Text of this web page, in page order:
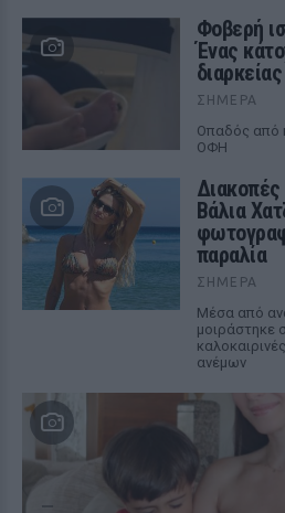
Φοβερή
Ένας
ΣΉΜΕΡΑ
Οπαδός από
ΟΦΗ
Βάλια
παραλία
ΣΉΜΕΡΑ
Μέσα από
μοιράστηκε
ανέμων